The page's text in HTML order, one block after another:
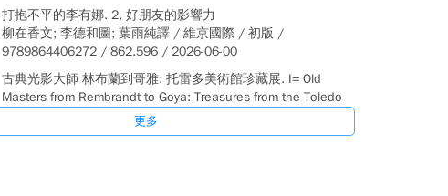
打抱不平的李有娜. 2, 好朋友的影響力
柳在香文; 李德和圖; 葉雨純譯 / 維京國際 / 初版 /
9789864406272 / 862.596 / 2026-06-00
古典光影大師 林布蘭到哥雅: 托雷多美術館珍藏展. I= Old
Masters from Rembrandt to Goya: Treasures from the Toledo
富邦美術館, 托雷多美術館編輯 / 富邦美術館 /
更多